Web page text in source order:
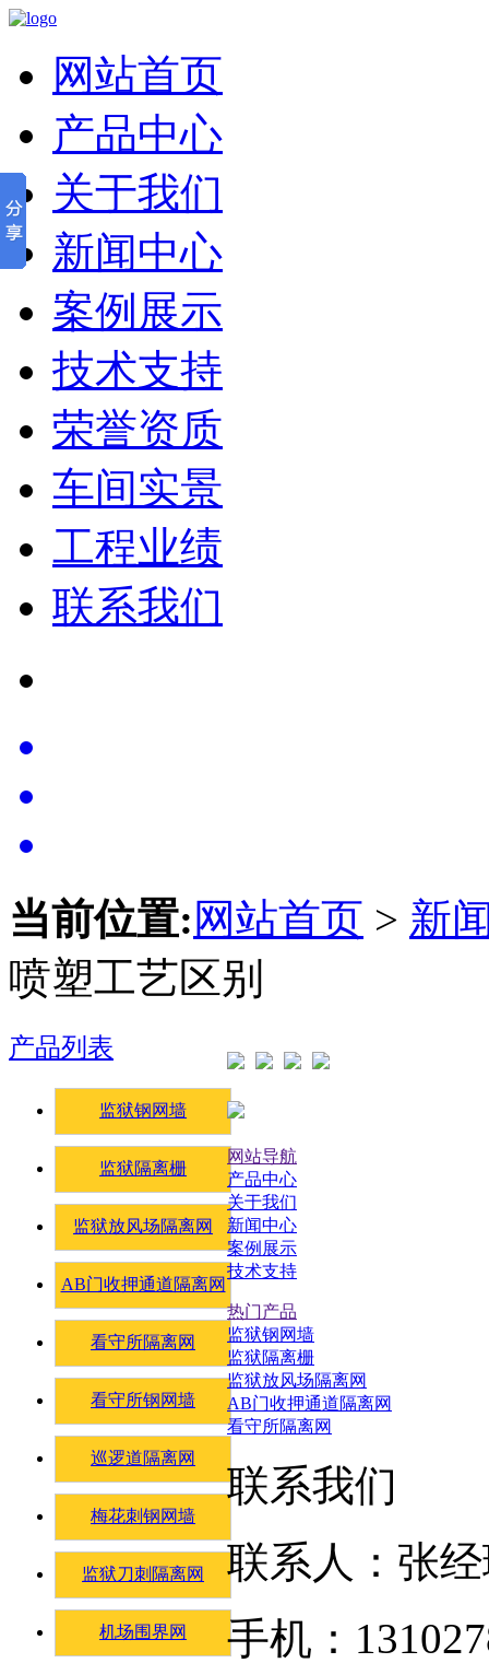
网站首页
产品中心
关于我们
新闻中心
案例展示
技术支持
荣誉资质
车间实景
工程业绩
联系我们
当前位置: 网站首页 > 新
喷塑工艺区别
产品列表
监狱钢网墙
监狱隔离栅
监狱放风场隔离网
AB门收押通道隔离网
看守所隔离网
看守所钢网墙
巡逻道隔离网
梅花刺钢网墙
监狱刀刺隔离网
机场围界网
网站导航
产品中心
关于我们
新闻中心
案例展示
技术支持
热门产品
监狱钢网墙
监狱隔离栅
监狱放风场隔离网
AB门收押通道隔离网
看守所隔离网
联系我们
联系人：张
手机：